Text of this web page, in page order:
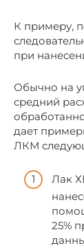
К примеру,
при
Обычно на
средний
дает
ЛКМ
Лак
25%